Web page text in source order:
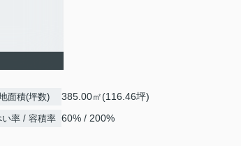
面積(坪数) 385.00㎡(116.46坪)
い率 / 容積率 60% / 200%